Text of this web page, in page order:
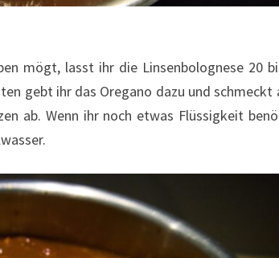
mögt, lasst ihr die Linsenbolognese 20
gebt ihr das Oregano dazu und schmeckt
ab. Wenn ihr noch etwas Flüssigkeit